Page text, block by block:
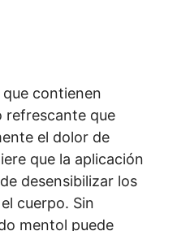
que contienen
refrescante que
el dolor de
que la aplicación
desensibilizar los
cuerpo. Sin
mentol puede